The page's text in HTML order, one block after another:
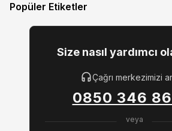
Popüler Etiketler
Size nasıl yardımcı
Çağrı merkezimizi
0850 346